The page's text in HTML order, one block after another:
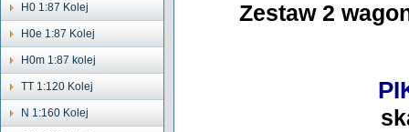
H0 1:87 Kolej
H0e 1:87 Kolej
H0m 1:87 kolej
TT 1:120 Kolej
N 1:160 Kolej
Zestaw 2